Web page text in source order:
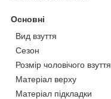
Основні
Вид взуття
Сезон
Розмір чоловічого взуття
Матеріал верху
Матеріал підкладки